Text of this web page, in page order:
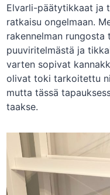
Elvarli-päätytikkaat ja
ratkaisu ongelmaan.
rakennelman
puuviritelmästä ja
varten sopivat
olivat toki tarkoitettu
mutta tässä
taakse.